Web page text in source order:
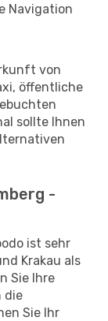
Navigation
von
öffentliche
sollte Ihnen
-
ist sehr
Krakau als
Sie Ihre
die
Sie Ihr